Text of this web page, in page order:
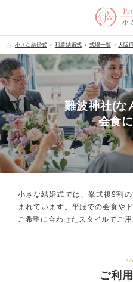
小さな結婚式 和装結婚式 式場一覧 大阪
難波神社(な
会食
小さな結婚式では、挙式後9割
まれています。 平服での会食や
ご希望に合わせたスタイルでご用
ご利